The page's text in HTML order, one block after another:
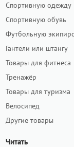
Спортивную одежду
Спортивную обувь
Футбольную
Гантели или штангу
Товары для фитнеса
Тренажёр
Товары для туризма
Велосипед
Другие товары
Читать